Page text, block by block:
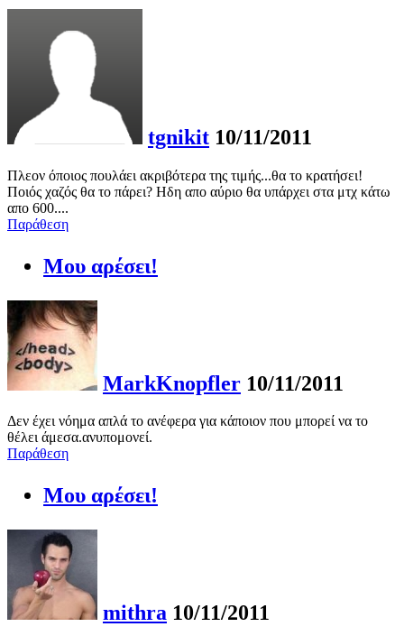
tgnikit 10/11/2011
Πλεον όποιος πουλάει ακριβότερα της τιμής...θα το κρατήσει!
Ποιός χαζός θα το πάρει? Ηδη απο αύριο θα υπάρχει στα μτχ κάτω
απο 600....
Παράθεση
Μου αρέσει!
MarkKnopfler 10/11/2011
Δεν έχει νόημα απλά το ανέφερα για κάποιον που μπορεί να το
θέλει άμεσα.ανυπομονεί.
Παράθεση
Μου αρέσει!
mithra 10/11/2011